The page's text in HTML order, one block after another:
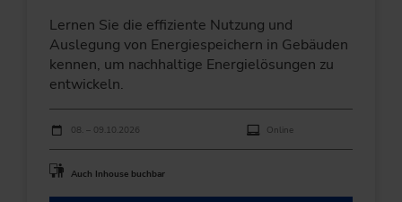
Lernen Sie die effiziente Nutzung und
Auslegung von Energiespeichern in Gebäuden
kennen, um nachhaltige Energielösungen zu
entwickeln.
Durchführungen
Veranstaltungsdatum
08. – 09.10.2026 Online
Auch Inhouse buchbar